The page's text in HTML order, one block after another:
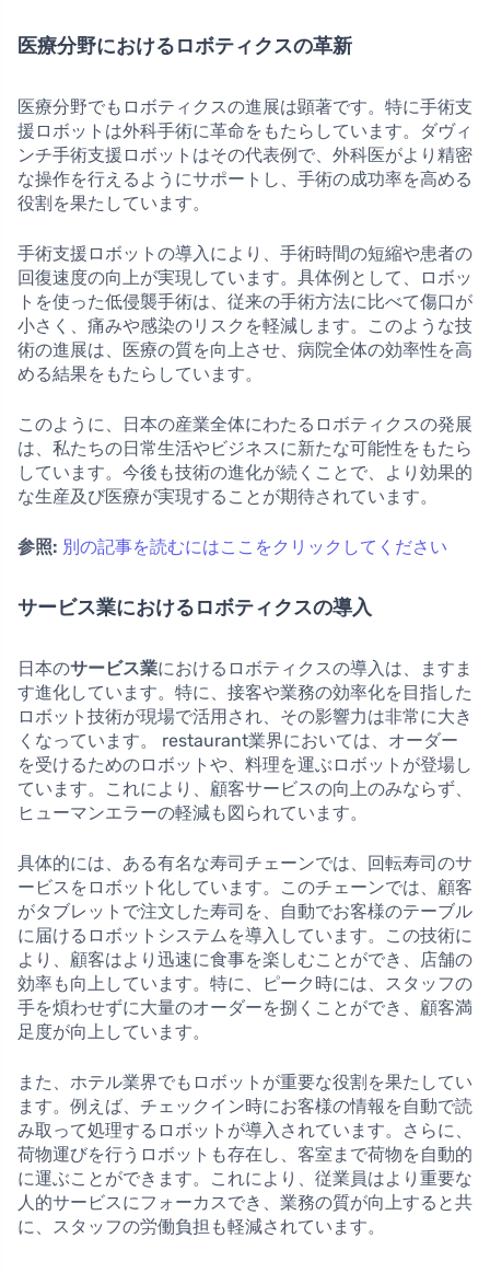
医療分野におけるロボティクスの革新
医療分野でもロボティクスの進展は顕著です。特に手術支
援ロボットは外科手術に革命をもたらしています。ダヴィ
ンチ手術支援ロボットはその代表例で、外科医がより精密
な操作を行えるようにサポートし、手術の成功率を高める
役割を果たしています。
手術支援ロボットの導入により、手術時間の短縮や患者の
回復速度の向上が実現しています。具体例として、ロボッ
トを使った低侵襲手術は、従来の手術方法に比べて傷口が
小さく、痛みや感染のリスクを軽減します。このような技
術の進展は、医療の質を向上させ、病院全体の効率性を高
める結果をもたらしています。
このように、日本の産業全体にわたるロボティクスの発展
は、私たちの日常生活やビジネスに新たな可能性をもたら
しています。今後も技術の進化が続くことで、より効果的
な生産及び医療が実現することが期待されています。
参照: 別の記事を読むにはここをクリックしてください
サービス業におけるロボティクスの導入
日本のサービス業におけるロボティクスの導入は、ますま
す進化しています。特に、接客や業務の効率化を目指した
ロボット技術が現場で活用され、その影響力は非常に大き
くなっています。 restaurant業界においては、オーダー
を受けるためのロボットや、料理を運ぶロボットが登場し
ています。これにより、顧客サービスの向上のみならず、
ヒューマンエラーの軽減も図られています。
具体的には、ある有名な寿司チェーンでは、回転寿司のサ
ービスをロボット化しています。このチェーンでは、顧客
がタブレットで注文した寿司を、自動でお客様のテーブル
に届けるロボットシステムを導入しています。この技術に
より、顧客はより迅速に食事を楽しむことができ、店舗の
効率も向上しています。特に、ピーク時には、スタッフの
手を煩わせずに大量のオーダーを捌くことができ、顧客満
足度が向上しています。
また、ホテル業界でもロボットが重要な役割を果たしてい
ます。例えば、チェックイン時にお客様の情報を自動で読
み取って処理するロボットが導入されています。さらに、
荷物運びを行うロボットも存在し、客室まで荷物を自動的
に運ぶことができます。これにより、従業員はより重要な
人的サービスにフォーカスでき、業務の質が向上すると共
に、スタッフの労働負担も軽減されています。